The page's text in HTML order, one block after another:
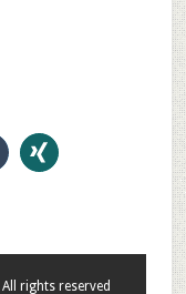
rights reserved